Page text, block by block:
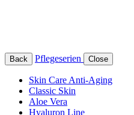
Back Pflegeserien Close
Skin Care Anti-Aging
Classic Skin
Aloe Vera
Hyaluron Line